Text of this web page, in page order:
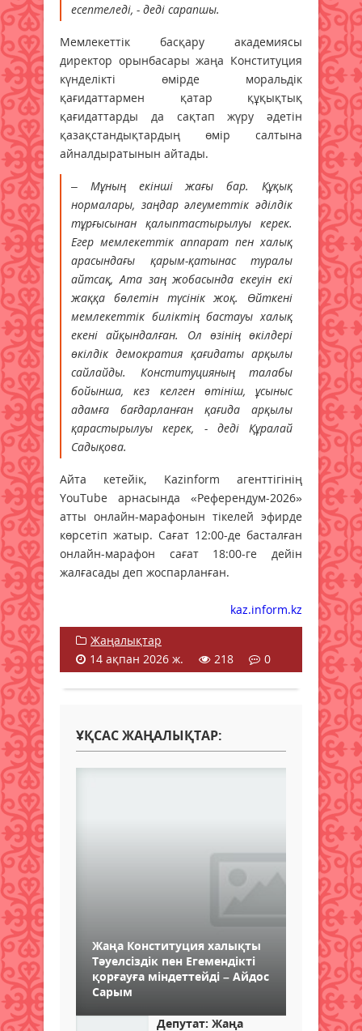
есептеледі, - деді сарапшы.
Мемлекеттік басқару академиясы
директор орынбасары жаңа Конституция
күнделікті өмірде моральдік
қағидаттармен қатар құқықтық
қағидаттарды да сақтап жүру әдетін
қазақстандықтардың өмір салтына
айналдыратынын айтады.
– Мұның екінші жағы бар. Құқық
нормалары, заңдар әлеуметтік әділдік
тұрғысынан қалыптастырылуы керек.
Егер мемлекеттік аппарат пен халық
арасындағы қарым-қатынас туралы
айтсақ, Ата заң жобасында екеуін екі
жаққа бөлетін түсінік жоқ. Өйткені
мемлекеттік биліктің бастауы халық
екені айқындалған. Ол өзінің өкілдері
өкілдік демократия қағидаты арқылы
сайлайды. Конституцияның талабы
бойынша, кез келген өтініш, ұсыныс
адамға бағдарланған қағида арқылы
қарастырылуы керек, - деді Құралай
Садықова.
Айта кетейік, Kazinform агенттігінің
YouTube арнасында «Референдум-2026»
атты онлайн-марафонын тікелей эфирде
көрсетіп жатыр. Сағат 12:00-де басталған
онлайн-марафон сағат 18:00-ге дейін
жалғасады деп жоспарланған.
kaz.inform.kz
Жаңалықтар
14 ақпан 2026 ж.
218 0
ҰҚСАС ЖАҢАЛЫҚТАР:
Жаңа Конституция халықты
Тәуелсіздік пен Егемендікті
қорғауға міндеттейді – Айдос
Сарым
Депутат: Жаңа